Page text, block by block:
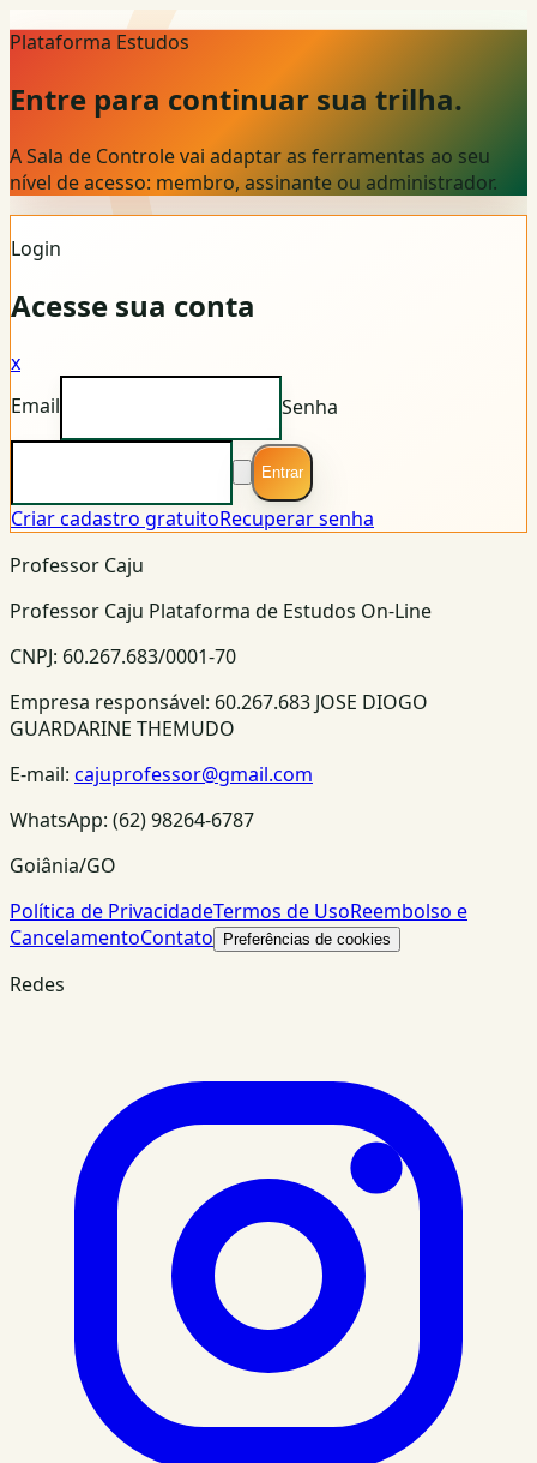
Plataforma Estudos
Entre para continuar sua trilha.
A Sala de Controle vai adaptar as ferramentas ao seu
nível de acesso: membro, assinante ou administrador.
Login
Acesse sua conta
x
Email
Senha
Entrar
Criar cadastro gratuitoRecuperar senha
Professor Caju
Professor Caju Plataforma de Estudos On-Line
CNPJ: 60.267.683/0001-70
Empresa responsável: 60.267.683 JOSE DIOGO
GUARDARINE THEMUDO
E-mail: cajuprofessor@gmail.com
WhatsApp: (62) 98264-6787
Goiânia/GO
Política de PrivacidadeTermos de UsoReembolso e
CancelamentoContato Preferências de cookies
Redes